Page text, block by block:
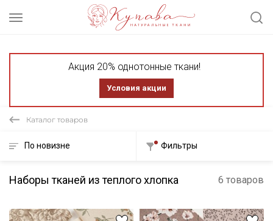
Акция 20% однотонные ткани!
Условия акции
Каталог товаров
По новизне Фильтры
Наборы тканей из теплого хлопка 6 товаров